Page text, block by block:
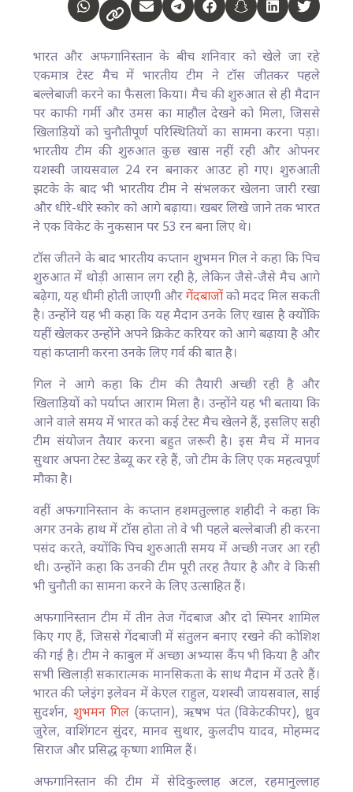
भारत और अफगानिस्तान के बीच शनिवार को खेले जा रहे
एकमात्र टेस्ट मैच में भारतीय टीम ने टॉस जीतकर पहले
बल्लेबाजी करने का फैसला किया। मैच की शुरुआत से ही मैदान
पर काफी गर्मी और उमस का माहौल देखने को मिला, जिससे
खिलाड़ियों को चुनौतीपूर्ण परिस्थितियों का सामना करना पड़ा।
भारतीय टीम की शुरुआत कुछ खास नहीं रही और ओपनर
यशस्वी जायसवाल 24 रन बनाकर आउट हो गए। शुरुआती
झटके के बाद भी भारतीय टीम ने संभलकर खेलना जारी रखा
और धीरे-धीरे स्कोर को आगे बढ़ाया। खबर लिखे जाने तक भारत
ने एक विकेट के नुकसान पर 53 रन बना लिए थे।
टॉस जीतने के बाद भारतीय कप्तान शुभमन गिल ने कहा कि पिच
शुरुआत में थोड़ी आसान लग रही है, लेकिन जैसे-जैसे मैच आगे
बढ़ेगा, यह धीमी होती जाएगी औरगेंदबाजोंको मदद मिल सकती
है। उन्होंने यह भी कहा कि यह मैदान उनके लिए खास है क्योंकि
यहीं खेलकर उन्होंने अपने क्रिकेट करियर को आगे बढ़ाया है और
यहां कप्तानी करना उनके लिए गर्व की बात है।
गिल ने आगे कहा कि टीम की तैयारी अच्छी रही है और
खिलाड़ियों को पर्याप्त आराम मिला है। उन्होंने यह भी बताया कि
आने वाले समय में भारत को कई टेस्ट मैच खेलने हैं, इसलिए सही
टीम संयोजन तैयार करना बहुत जरूरी है। इस मैच में मानव
सुथार अपना टेस्ट डेब्यू कर रहे हैं, जो टीम के लिए एक महत्वपूर्ण
मौका है।
वहीं अफगानिस्तान के कप्तान हशमतुल्लाह शहीदी ने कहा कि
अगर उनके हाथ में टॉस होता तो वे भी पहले बल्लेबाजी ही करना
पसंद करते, क्योंकि पिच शुरुआती समय में अच्छी नजर आ रही
थी। उन्होंने कहा कि उनकी टीम पूरी तरह तैयार है और वे किसी
भी चुनौती का सामना करने के लिए उत्साहित हैं।
अफगानिस्तान टीम में तीन तेज गेंदबाज और दो स्पिनर शामिल
किए गए हैं, जिससे गेंदबाजी में संतुलन बनाए रखने की कोशिश
की गई है। टीम ने काबुल में अच्छा अभ्यास कैंप भी किया है और
सभी खिलाड़ी सकारात्मक मानसिकता के साथ मैदान में उतरे हैं।
भारत की प्लेइंग इलेवन में केएल राहुल, यशस्वी जायसवाल, साई
सुदर्शन, शुभमन गिल (कप्तान), ऋषभ पंत (विकेटकीपर), ध्रुव
जुरेल, वाशिंगटन सुंदर, मानव सुथार, कुलदीप यादव, मोहम्मद
सिराज और प्रसिद्ध कृष्णा शामिल हैं।
अफगानिस्तान की टीम में सेदिकुल्लाह अटल, रहमानुल्लाह